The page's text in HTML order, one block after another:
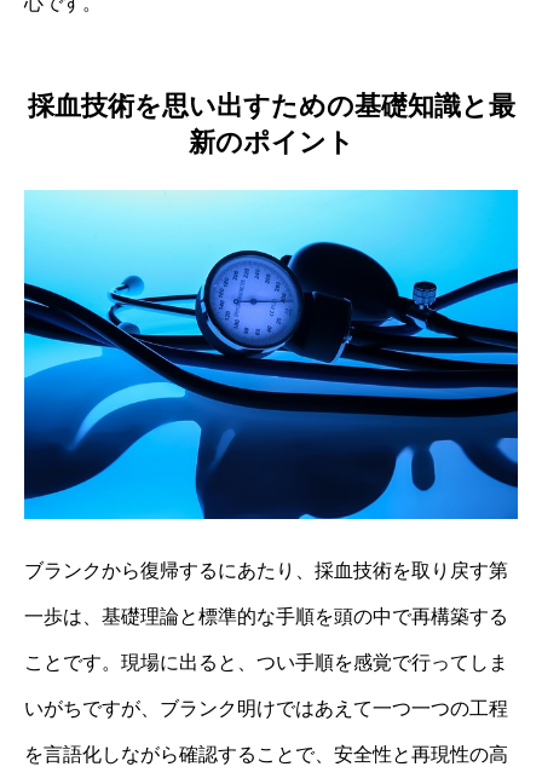
採血技術を思い出すための基礎知識と最
新のポイント
ブランクから復帰するにあたり、採血技術を取り戻す第
一歩は、基礎理論と標準的な手順を頭の中で再構築する
ことです。現場に出ると、つい手順を感覚で行ってしま
いがちですが、ブランク明けではあえて一つ一つの工程
を言語化しながら確認することで、安全性と再現性の高